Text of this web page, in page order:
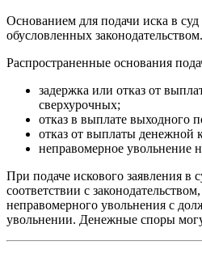
Основанием для подачи иска в
обусловленных законодательством.
Распространенные основания
задержка или отказ от
сверхурочных;
отказ в выплате выходного
отказ от выплаты денежной
неправомерное увольнение
При подаче искового заявления в
соответствии с
неправомерного увольнения с
увольнении. Денежные споры